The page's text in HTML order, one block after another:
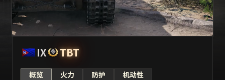
IX TBT
概览 火力 防护 机动性